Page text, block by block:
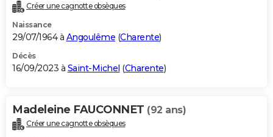
Créer une cagnotte obsèques
Naissance
29/07/1964 à Angoulême (Charente)
Décès
16/09/2023 à Saint-Michel (Charente)
Madeleine FAUCONNET (92 ans)
Créer une cagnotte obsèques